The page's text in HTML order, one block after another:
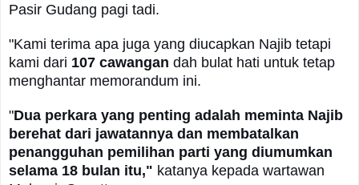
Pasir Gudang pagi tadi.
"Kami terima apa juga yang diucapkan Najib tetapi
kami dari 107 cawangan dah bulat hati untuk tetap
menghantar memorandum ini.
"Dua perkara yang penting adalah meminta Najib
berehat dari jawatannya dan membatalkan
penangguhan pemilihan parti yang diumumkan
selama 18 bulan itu," katanya kepada wartawan